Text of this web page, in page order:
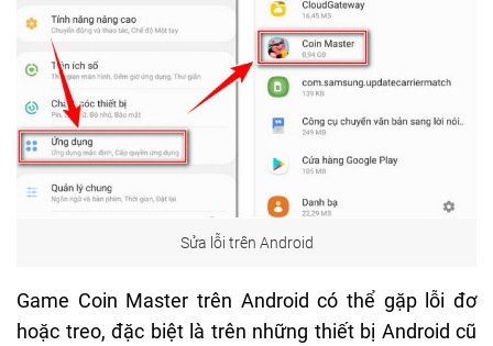
Sửa lỗi trên Android
Game Coin Master trên Android có thể gặp lỗi đơ
hoặc treo, đặc biệt là trên những thiết bị Android cũ